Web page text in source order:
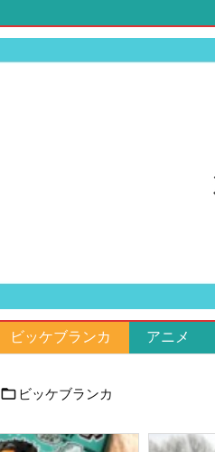
ビッケブランカ アニメ
 ビッケブランカ